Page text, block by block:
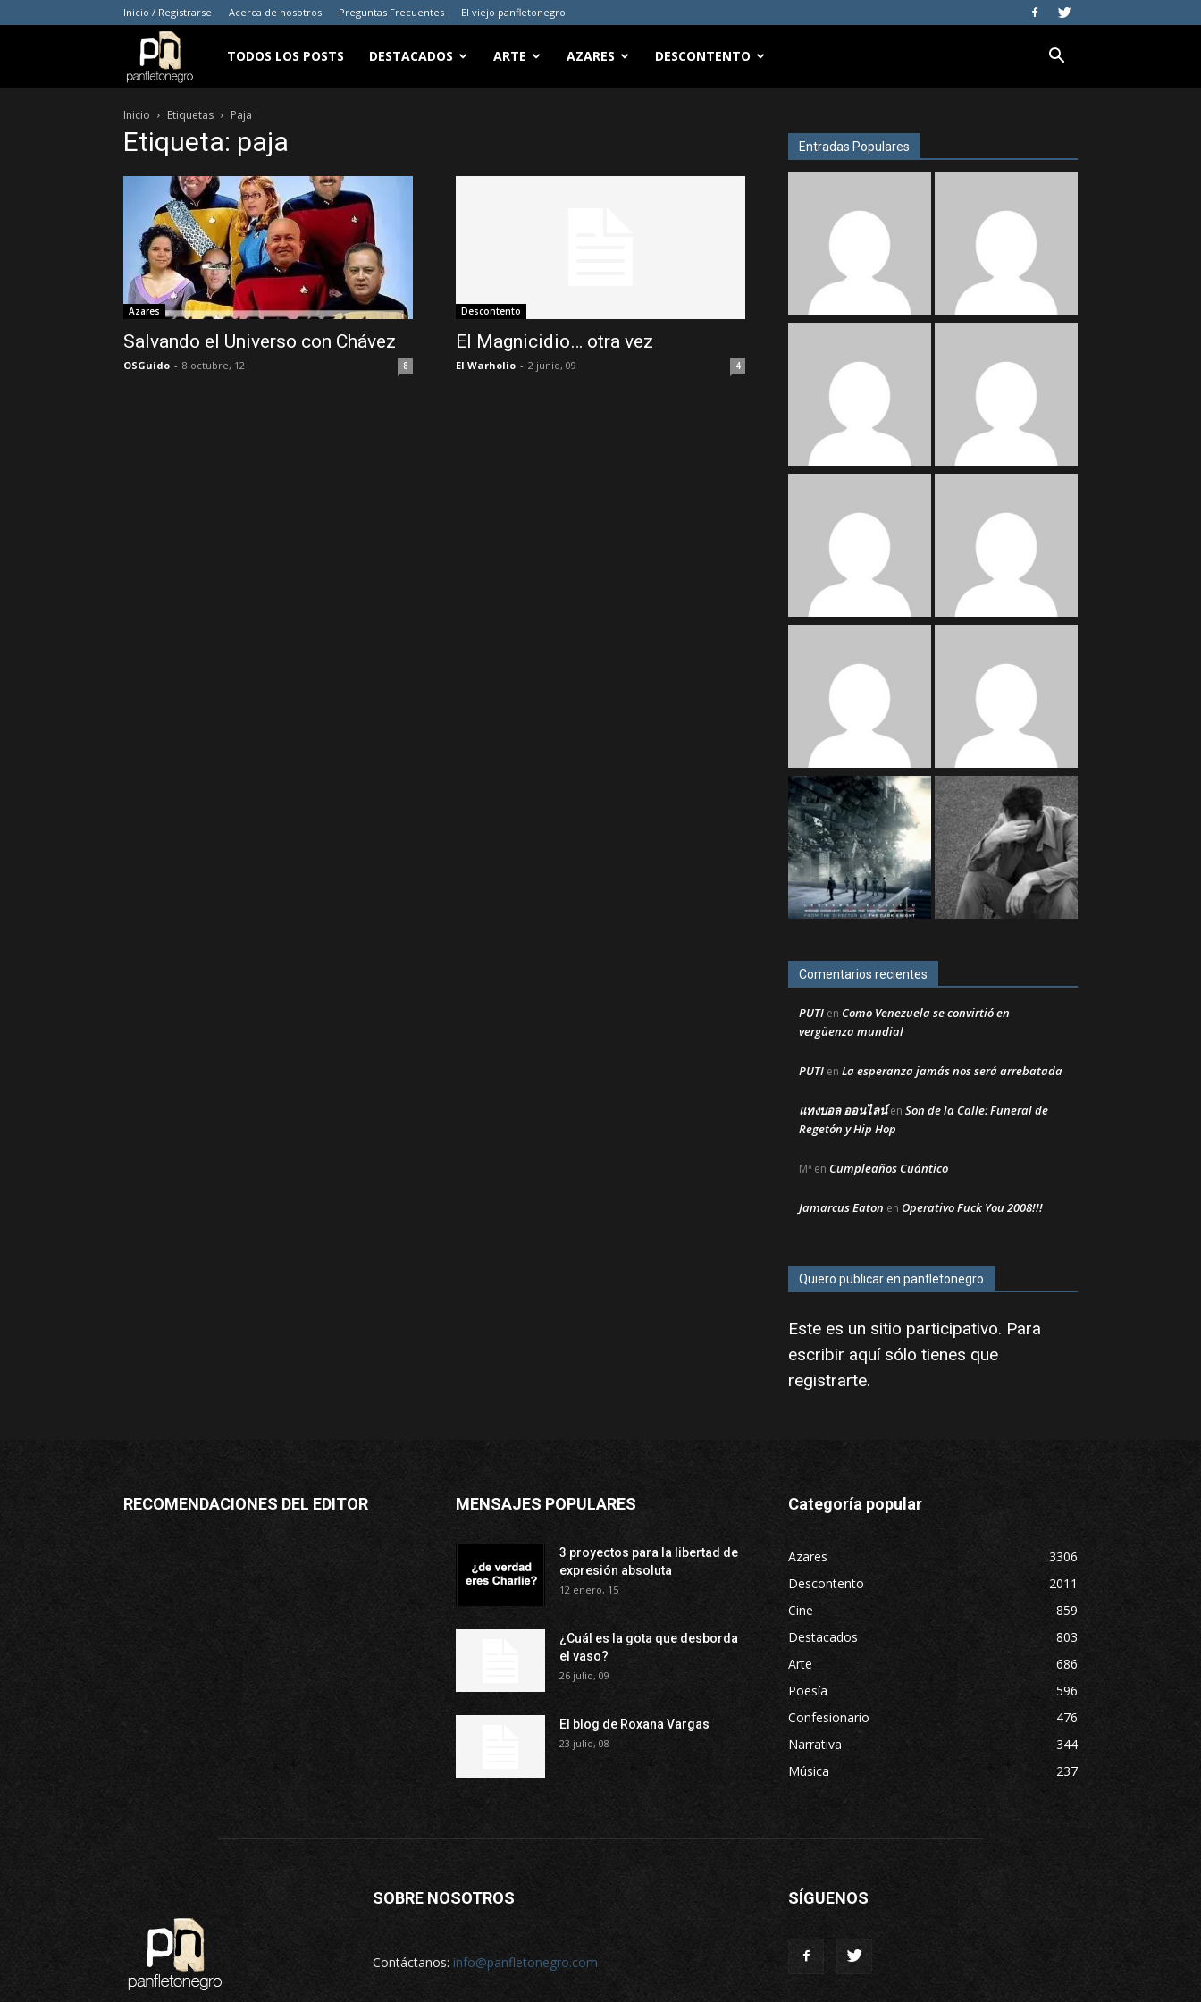
Inicio / Registrarse Acerca de nosotros Preguntas Frecuentes El viejo panfletonegro
panfletonegro
TODOS LOS POSTS DESTACADOS ARTE AZARES DESCONTENTO
Inicio Etiquetas Paja
Etiqueta: paja
Azares
Salvando el Universo con Chávez
OSGuido - 8 octubre, 12 8
Descontento
El Magnicidio… otra vez
El Warholio - 2 junio, 09 4
Entradas Populares
Comentarios recientes
PUTI en Como Venezuela se convirtió en
vergüenza mundial
PUTI en La esperanza jamás nos será arrebatada
แทงบอล ออนไลน์en Son de la Calle: Funeral de
Regetón y Hip Hop
Mª en Cumpleaños Cuántico
Jamarcus Eaton en Operativo Fuck You 2008!!!
Quiero publicar en panfletonegro
Este es un sitio participativo. Para
escribir aquí sólo tienes que
registrarte.
RECOMENDACIONES DEL EDITOR MENSAJES POPULARES
3 proyectos para la libertad de
expresión absoluta
12 enero, 15
¿Cuál es la gota que desborda
el vaso?
26 julio, 09
El blog de Roxana Vargas
23 julio, 08
Categoría popular
Azares
3306
Descontento
2011
Cine
859
Destacados
803
Arte
686
Poesía
596
Confesionario
476
Narrativa
344
Música
237
SOBRE NOSOTROS
Contáctanos: info@panfletonegro.com
SÍGUENOS